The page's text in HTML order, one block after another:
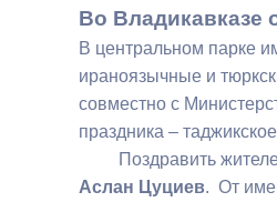
Информация о
проверок
Во Владикавказе
В центральном парке
ираноязычные и
совместно с
праздника –
Поздравить жителей
Аслан Цуциев. От